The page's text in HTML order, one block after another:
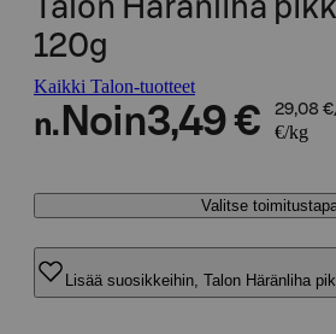
Talon Häränliha
120g
Kaikki Talon-tuotteet
n. Noin3,49 € 29,08
€/kg
Valitse
Lisää suosikkeihin, Talon Häränliha